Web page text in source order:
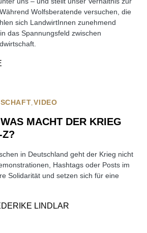
Wolfsberatende versuchen, die
sich LandwirtInnen zunehmend
das Spannungsfeld zwischen
VIDEO
MACHT DER KRIEG
Z?
in Deutschland geht der Krieg nicht
Hashtags oder Posts im
Solidarität und setzen sich für eine
LINDLAR